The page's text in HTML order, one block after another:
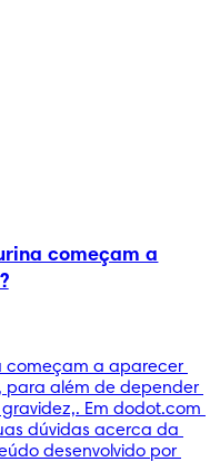
começam a
começam a aparecer
para além de depender
Em dodot.com
dúvidas acerca da
desenvolvido por